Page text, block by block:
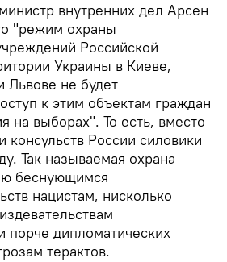
внутренних дел Арсен
"режим охраны
Российской
Украины в Киеве,
Львове не будет
к этим объектам граждан
на выборах". То есть, вместо
консульств России силовики
Так называемая охрана
беснующимся
нацистам, нисколько
порче дипломатических
терактов.